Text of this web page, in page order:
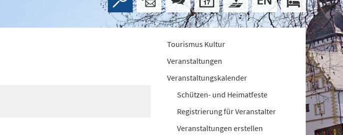
Tourismus Kultur
Veranstaltungen
Veranstaltungskalender
Schützen- und Heimatfeste
Registrierung für Veranstalter
Veranstaltungen erstellen